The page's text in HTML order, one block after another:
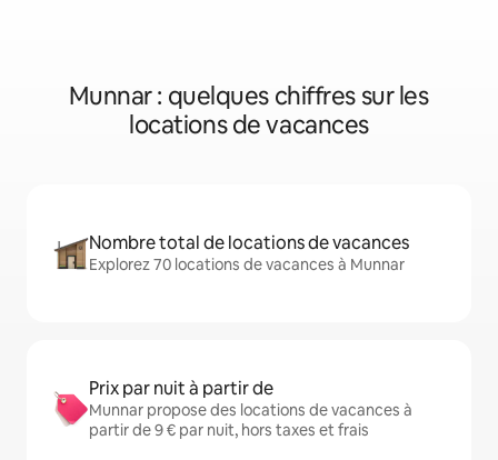
Munnar : quelques chiffres sur les
locations de vacances
Nombre total de locations de vacances
Explorez 70 locations de vacances à Munnar
Prix par nuit à partir de
Munnar propose des locations de vacances à
partir de 9 € par nuit, hors taxes et frais